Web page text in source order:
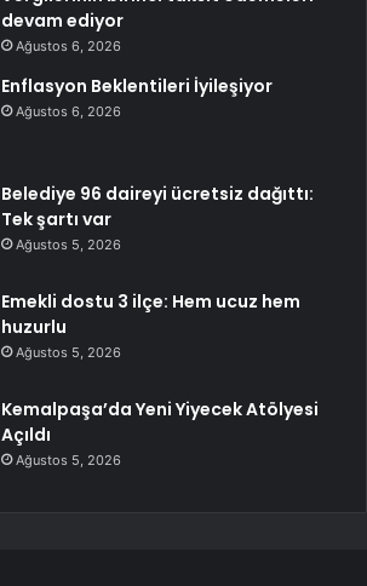
devam ediyor
Ağustos 6, 2026
Enflasyon Beklentileri İyileşiyor
Ağustos 6, 2026
Belediye 96 daireyi ücretsiz dağıttı:
Tek şartı var
Ağustos 5, 2026
Emekli dostu 3 ilçe: Hem ucuz hem
huzurlu
Ağustos 5, 2026
Kemalpaşa’da Yeni Yiyecek Atölyesi
Açıldı
Ağustos 5, 2026